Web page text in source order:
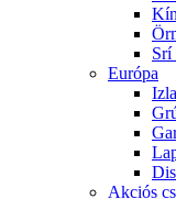
Srí
Európa
Akciós